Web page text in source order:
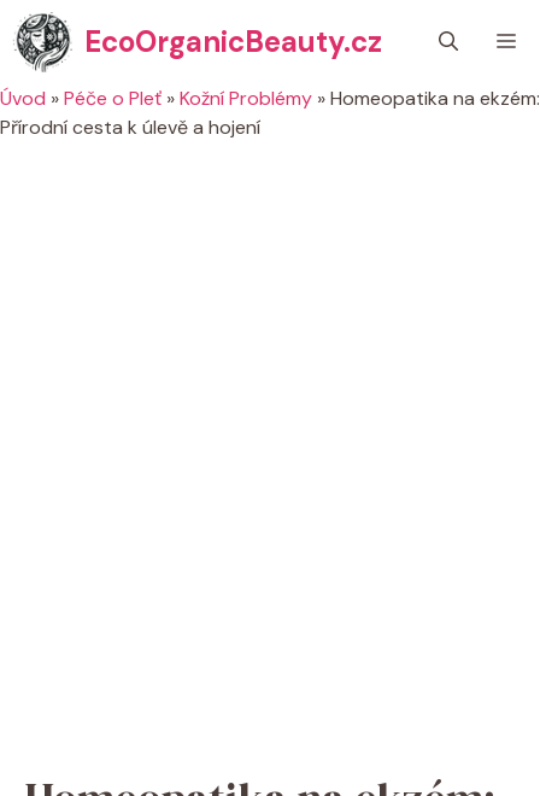
Přeskočit
na
obsah
EcoOrganicBeauty.cz
Úvod »Péče o Pleť »Kožní Problémy »Homeopatika na ekzém:
Přírodní cesta k úlevě a hojení